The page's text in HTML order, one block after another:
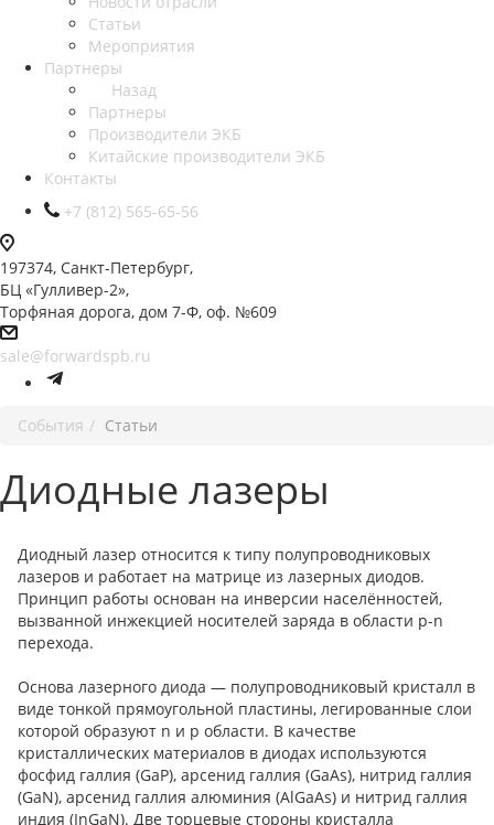
Статьи
Мероприятия
Партнеры
Назад
Партнеры
Производители ЭКБ
Китайские производители ЭКБ
Контакты
+7 (812) 565-65-56
197374, Санкт-Петербург,
БЦ «Гулливер-2»,
Торфяная дорога, дом 7-Ф, оф. №609
sale@forwardspb.ru
События Статьи
Диодные лазеры
Диодный лазер относится к типу полупроводниковых
лазеров и работает на матрице из лазерных диодов.
Принцип работы основан на инверсии населённостей,
вызванной инжекцией носителей заряда в области p-n
перехода.
Основа лазерного диода — полупроводниковый кристалл в
виде тонкой прямоугольной пластины, легированные слои
которой образуют n и p области. В качестве
кристаллических материалов в диодах используются
фосфид галлия (GaP), арсенид галлия (GaAs), нитрид галлия
(GaN), арсенид галлия алюминия (AlGaAs) и нитрид галлия
индия (InGaN). Две торцевые стороны кристалла